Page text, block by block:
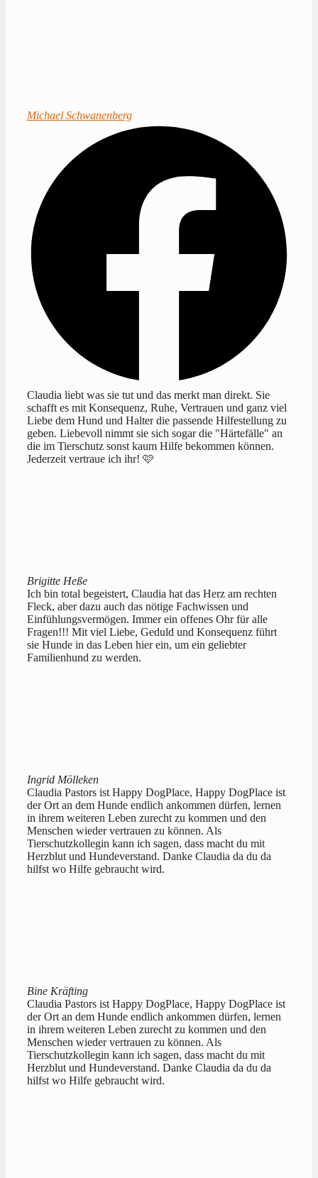
Michael Schwanenberg
Claudia liebt was sie tut und das merkt man direkt. Sie
schafft es mit Konsequenz, Ruhe, Vertrauen und ganz viel
Liebe dem Hund und Halter die passende Hilfestellung zu
geben. Liebevoll nimmt sie sich sogar die "Härtefälle" an
die im Tierschutz sonst kaum Hilfe bekommen können.
Jederzeit vertraue ich ihr! 🩷
Brigitte Heße
Ich bin total begeistert, Claudia hat das Herz am rechten
Fleck, aber dazu auch das nötige Fachwissen und
Einfühlungsvermögen. Immer ein offenes Ohr für alle
Fragen!!! Mit viel Liebe, Geduld und Konsequenz führt
sie Hunde in das Leben hier ein, um ein geliebter
Familienhund zu werden.
Ingrid Mölleken
Claudia Pastors ist Happy DogPlace, Happy DogPlace ist
der Ort an dem Hunde endlich ankommen dürfen, lernen
in ihrem weiteren Leben zurecht zu kommen und den
Menschen wieder vertrauen zu können. Als
Tierschutzkollegin kann ich sagen, dass macht du mit
Herzblut und Hundeverstand. Danke Claudia da du da
hilfst wo Hilfe gebraucht wird.
Bine Kräfting
Claudia Pastors ist Happy DogPlace, Happy DogPlace ist
der Ort an dem Hunde endlich ankommen dürfen, lernen
in ihrem weiteren Leben zurecht zu kommen und den
Menschen wieder vertrauen zu können. Als
Tierschutzkollegin kann ich sagen, dass macht du mit
Herzblut und Hundeverstand. Danke Claudia da du da
hilfst wo Hilfe gebraucht wird.